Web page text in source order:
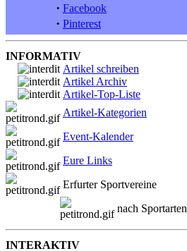
· Facebook
· Pinterest
INFORMATIV
Artikel schreiben
Artikel Archiv
Artikel-Top-Liste
Artikel-Kategorien
Event-Kalender
Eure Links
Erfurter Sportvereine
nach Sportarten
INTERAKTIV